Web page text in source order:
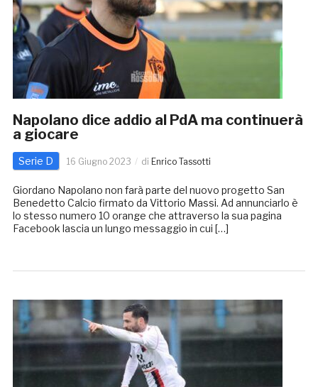
Napolano dice addio al PdA ma continuerà
a giocare
Serie D 16 Giugno 2023 di Enrico Tassotti
Giordano Napolano non farà parte del nuovo progetto San
Benedetto Calcio firmato da Vittorio Massi. Ad annunciarlo è
lo stesso numero 10 orange che attraverso la sua pagina
Facebook lascia un lungo messaggio in cui […]